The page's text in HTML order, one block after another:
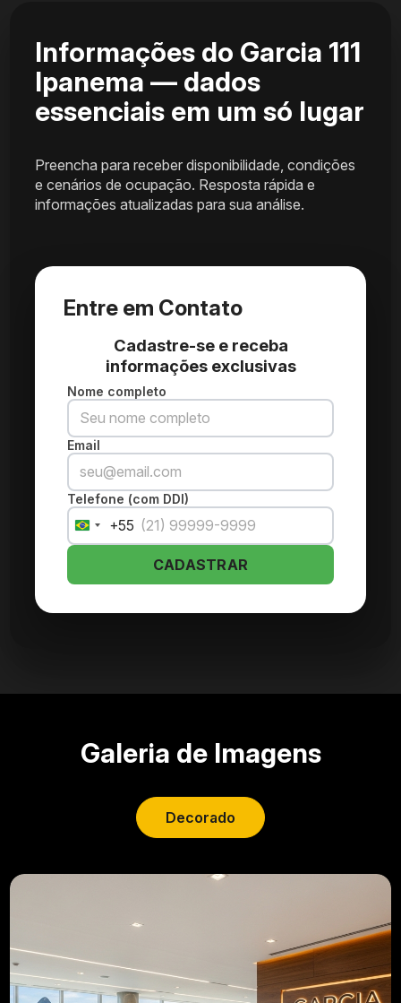
Informações do Garcia 111
Ipanema — dados
essenciais em um só lugar
Preencha para receber disponibilidade, condições
e cenários de ocupação. Resposta rápida e
informações atualizadas para sua análise.
Entre em Contato
Cadastre-se e receba
informações exclusivas
Nome completo
Email
Telefone (com DDI)
Brazil
+55
+55
CADASTRAR
Galeria de Imagens
Decorado